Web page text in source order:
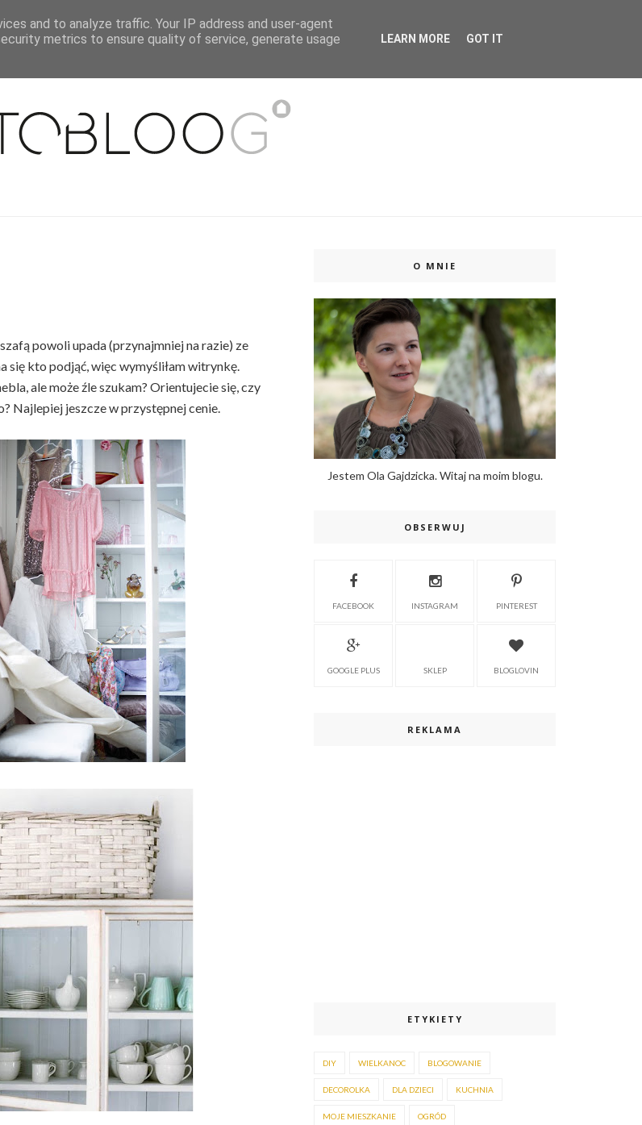
MOJE MIESZKANIE PUBLIKACJE ISSUU
powoli upada (przynajmniej na razie) ze
się kto podjąć, więc wymyśliłam witrynkę.
ale może źle szukam? Orientujecie się, czy
Najlepiej jeszcze w przystępnej cenie.
O MNIE
Jestem Ola Gajdzicka. Witaj na moim blogu.
OBSERWUJ
FACEBOOK INSTAGRAM PINTEREST
GOOGLE PLUS SKLEP BLOGLOVIN
REKLAMA
ETYKIETY
DIY WIELKANOC BLOGOWANIE
DECOROLKA DLA DZIECI KUCHNIA
MOJE MIESZKANIE OGRÓD
and to analyze traffic. Your IP address and user-agent
metrics to ensure quality of service, generate usage
LEARN MORE GOT IT